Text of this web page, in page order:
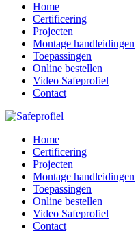
Home
Certificering
Projecten
Montage handleidingen
Toepassingen
Online bestellen
Video Safeprofiel
Contact
Home
Certificering
Projecten
Montage handleidingen
Toepassingen
Online bestellen
Video Safeprofiel
Contact